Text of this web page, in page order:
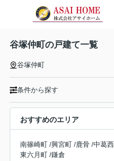
谷塚仲町の戸建て一覧
谷塚仲町
条件から探す
おすすめのエリア
南篠崎町 /興宮町 /鹿骨 /中葛西
東六月町 /鎌倉